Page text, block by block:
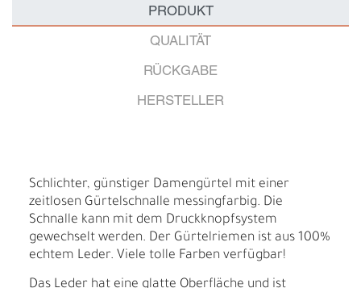
PRODUKT
QUALITÄT
RÜCKGABE
HERSTELLER
Schlichter, günstiger Damengürtel mit einer
zeitlosen Gürtelschnalle messingfarbig. Die
Schnalle kann mit dem Druckknopfsystem
gewechselt werden. Der Gürtelriemen ist aus 100%
echtem Leder. Viele tolle Farben verfügbar!
Das Leder hat eine glatte Oberfläche und ist